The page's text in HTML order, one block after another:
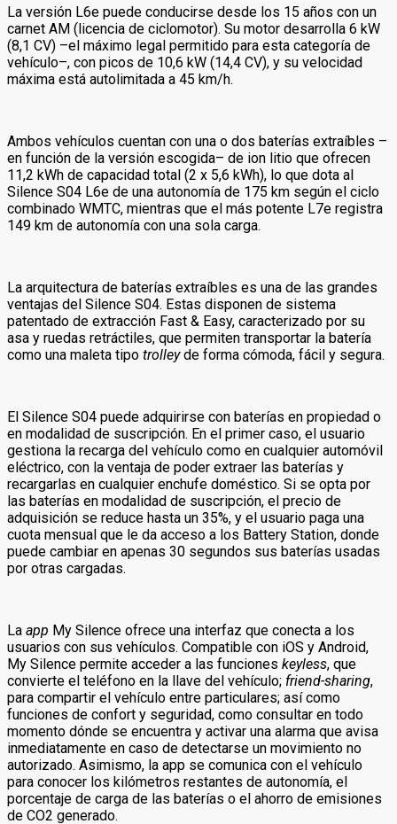
La versión L6e puede conducirse desde los 15 años con un
carnet AM (licencia de ciclomotor). Su motor desarrolla 6 kW
(8,1 CV) –el máximo legal permitido para esta categoría de
vehículo–, con picos de 10,6 kW (14,4 CV), y su velocidad
máxima está autolimitada a 45 km/h.
Ambos vehículos cuentan con una o dos baterías extraíbles –
en función de la versión escogida– de ion litio que ofrecen
11,2 kWh de capacidad total (2 x 5,6 kWh), lo que dota al
Silence S04 L6e de una autonomía de 175 km según el ciclo
combinado WMTC, mientras que el más potente L7e registra
149 km de autonomía con una sola carga.
La arquitectura de baterías extraíbles es una de las grandes
ventajas del Silence S04. Estas disponen de sistema
patentado de extracción Fast & Easy, caracterizado por su
asa y ruedas retráctiles, que permiten transportar la batería
como una maleta tipo trolleyde forma cómoda, fácil y segura.
El Silence S04 puede adquirirse con baterías en propiedad o
en modalidad de suscripción. En el primer caso, el usuario
gestiona la recarga del vehículo como en cualquier automóvil
eléctrico, con la ventaja de poder extraer las baterías y
recargarlas en cualquier enchufe doméstico. Si se opta por
las baterías en modalidad de suscripción, el precio de
adquisición se reduce hasta un 35%, y el usuario paga una
cuota mensual que le da acceso a los Battery Station, donde
puede cambiar en apenas 30 segundos sus baterías usadas
por otras cargadas.
La app My Silence ofrece una interfaz que conecta a los
usuarios con sus vehículos. Compatible con iOS y Android,
My Silence permite acceder a las funciones keyless, que
convierte el teléfono en la llave del vehículo; friend-sharing,
para compartir el vehículo entre particulares; así como
funciones de confort y seguridad, como consultar en todo
momento dónde se encuentra y activar una alarma que avisa
inmediatamente en caso de detectarse un movimiento no
autorizado. Asimismo, la app se comunica con el vehículo
para conocer los kilómetros restantes de autonomía, el
porcentaje de carga de las baterías o el ahorro de emisiones
de CO2 generado.